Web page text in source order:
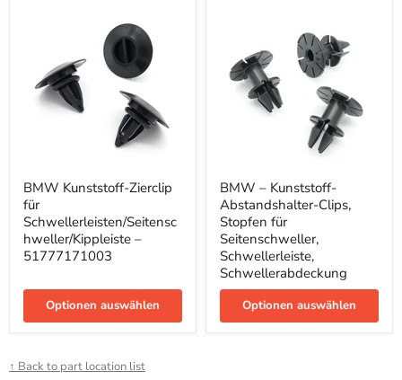
Kunststoff-
Zierclip
für
Schwellerleisten/Seitenschweller/Kippleiste
–
51777171003
BMW Kunststoff-Zierclip
für
Schwellerleisten/Seitensc
hweller/Kippleiste –
51777171003
Optionen auswählen
–
Kunststoff-
Abstandshalter-
Clips,
Stopfen
für
Seitenschweller,
Schwellerleiste,
Schwellerabdeckung
BMW – Kunststoff-
Abstandshalter-Clips,
Stopfen für
Seitenschweller,
Schwellerleiste,
Schwellerabdeckung
Optionen auswählen
↑ Back to part location list